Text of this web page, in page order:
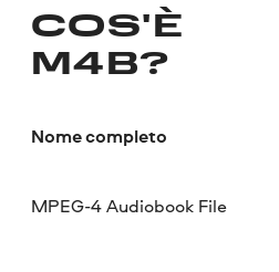
COS'È
M4B?
Nome completo
MPEG-4 Audiobook File